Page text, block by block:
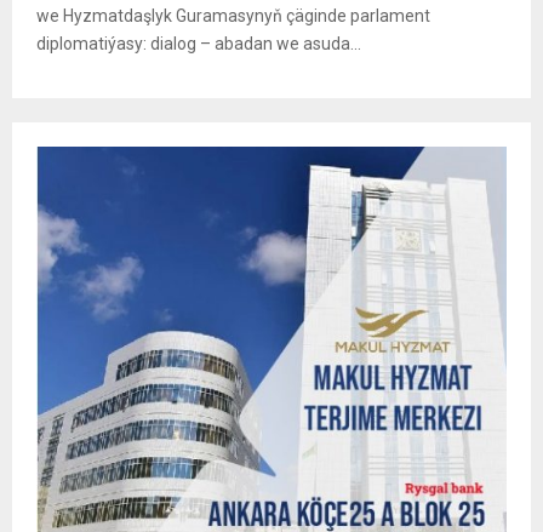
we Hyzmatdaşlyk Guramasynyň çäginde parlament
diplomatiýasy: dialog – abadan we asuda...